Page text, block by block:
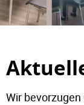
Wir